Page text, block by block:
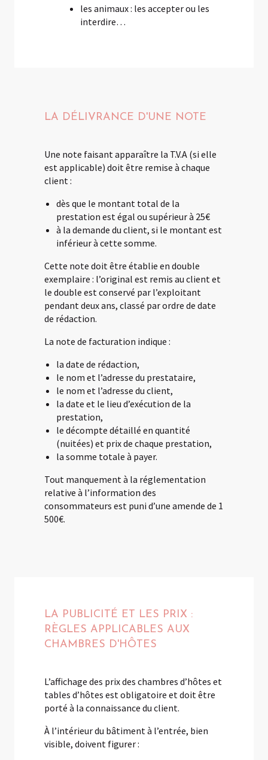
les animaux : les accepter ou les
interdire…
LA DÉLIVRANCE D'UNE NOTE
Une note faisant apparaître la T.V.A (si elle
est applicable) doit être remise à chaque
client :
dès que le montant total de la
prestation est égal ou supérieur à 25€
à la demande du client, si le montant est
inférieur à cette somme.
Cette note doit être établie en double
exemplaire : l’original est remis au client et
le double est conservé par l’exploitant
pendant deux ans, classé par ordre de date
de rédaction.
La note de facturation indique :
la date de rédaction,
le nom et l’adresse du prestataire,
le nom et l’adresse du client,
la date et le lieu d’exécution de la
prestation,
le décompte détaillé en quantité
(nuitées) et prix de chaque prestation,
la somme totale à payer.
Tout manquement à la réglementation
relative à l’information des
consommateurs est puni d’une amende de 1
500€.
LA PUBLICITÉ ET LES PRIX :
RÈGLES APPLICABLES AUX
CHAMBRES D'HÔTES
L’affichage des prix des chambres d’hôtes et
tables d’hôtes est obligatoire et doit être
porté à la connaissance du client.
À l’intérieur du bâtiment à l’entrée, bien
visible, doivent figurer :